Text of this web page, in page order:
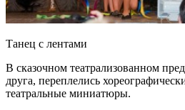
Танец с лентами
В сказочном театрализованном
друга, переплелись
театральные миниатюры.